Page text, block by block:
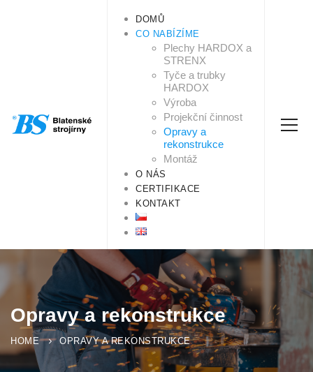
DOMŮ
CO NABÍZÍME
Plechy HARDOX a
STRENX
Tyče a trubky
HARDOX
Výroba
Projekční činnost
Opravy a
rekonstrukce
Montáž
O NÁS
CERTIFIKACE
KONTAKT
Opravy a rekonstrukce
HOME OPRAVY A REKONSTRUKCE